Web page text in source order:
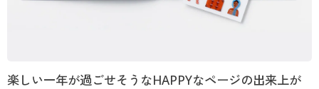
楽しい一年が過ごせそうなHAPPYなページの出来上が